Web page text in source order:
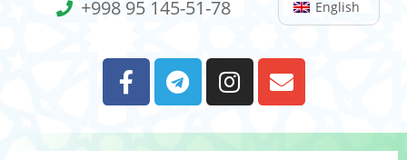
+998 95 145-51-78
English